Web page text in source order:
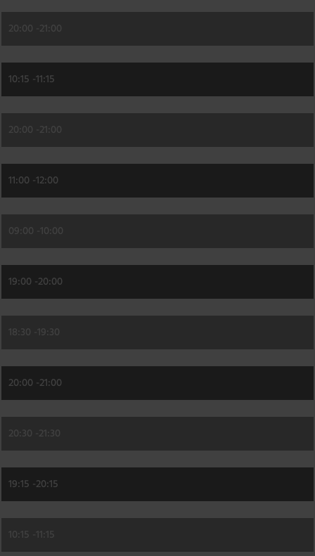
20:00 - 21:00
10:15 -11:15
20:00 - 21:00
11:00 -12:00
09:00 - 10:00
19:00 -20:00
18:30 - 19:30
20:00 -21:00
20:30 - 21:30
19:15 -20:15
10:15 - 11:15